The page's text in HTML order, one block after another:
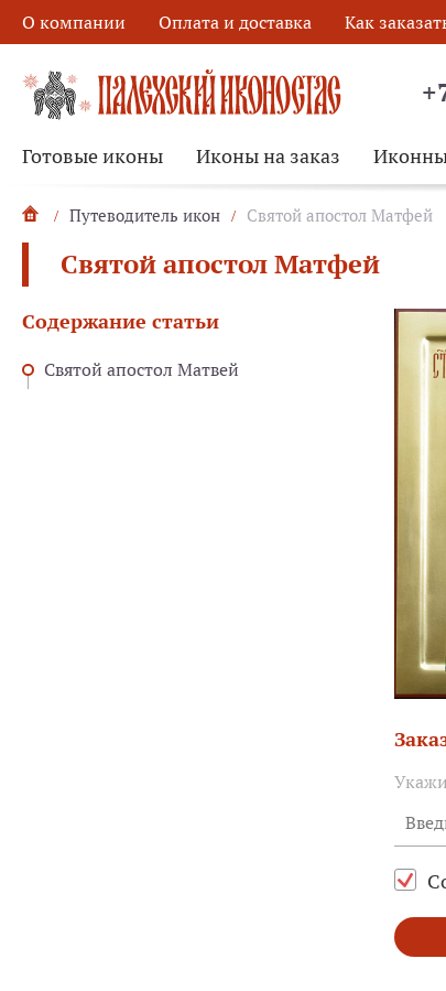
О компании Оплата и доставка Как
Готовые иконы Иконы на заказ
Путеводитель икон Святой апостол Матфей
Святой апостол Матфей
Содержание статьи
Святой апостол Матвей